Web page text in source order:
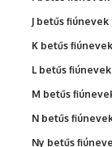
J betűs fiúnevek
K betűs fiúnevek
L betűs fiúnevek
M betűs
N betűs
Ny betűs